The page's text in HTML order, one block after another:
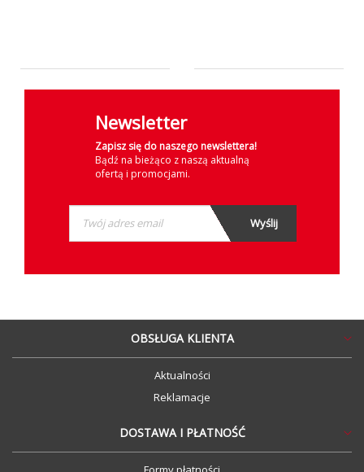
Newsletter
Zapisz się do naszego newslettera!
Bądź na bieżąco z naszą aktualną
ofertą i promocjami.
OBSŁUGA KLIENTA
Aktualności
Reklamacje
DOSTAWA I PŁATNOŚĆ